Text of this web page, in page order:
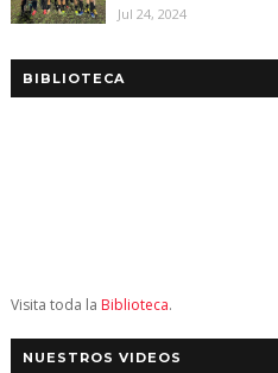
Jul 24, 2024
BIBLIOTECA
Visita toda la Biblioteca.
NUESTROS VIDEOS